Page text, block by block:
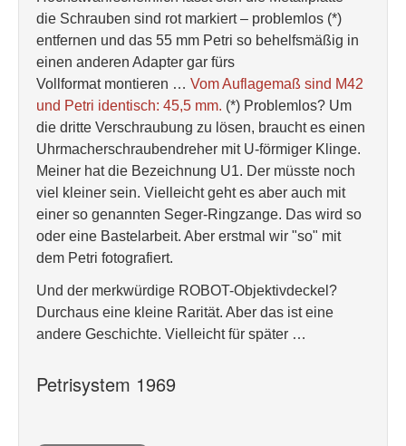
die Schrauben sind rot markiert – problemlos (*)
entfernen und das 55 mm Petri so behelfsmäßig in
einen anderen Adapter gar fürs
Vollformat montieren … Vom Auflagemaß sind M42
und Petri identisch: 45,5 mm. (*) Problemlos? Um
die dritte Verschraubung zu lösen, braucht es einen
Uhrmacherschraubendreher mit U-förmiger Klinge.
Meiner hat die Bezeichnung U1. Der müsste noch
viel kleiner sein. Vielleicht geht es aber auch mit
einer so genannten Seger-Ringzange. Das wird so
oder eine Bastelarbeit. Aber erstmal wir "so" mit
dem Petri fotografiert.
Und der merkwürdige ROBOT-Objektivdeckel?
Durchaus eine kleine Rarität. Aber das ist eine
andere Geschichte. Vielleicht für später …
Petrisystem 1969